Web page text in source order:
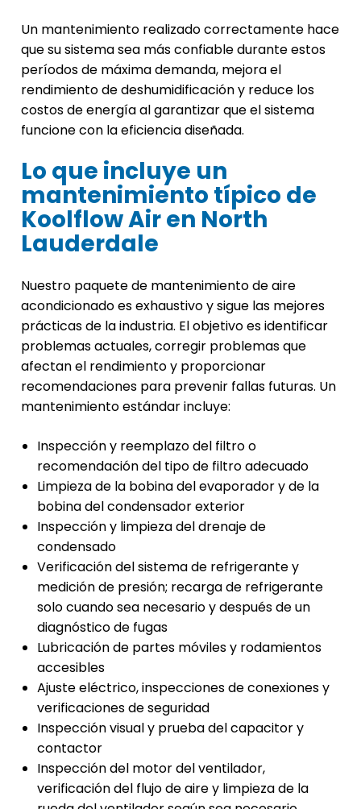
Un mantenimiento realizado correctamente hace
que su sistema sea más confiable durante estos
períodos de máxima demanda, mejora el
rendimiento de deshumidificación y reduce los
costos de energía al garantizar que el sistema
funcione con la eficiencia diseñada.
Lo que incluye un
mantenimiento típico de
Koolflow Air en North
Lauderdale
Nuestro paquete de mantenimiento de aire
acondicionado es exhaustivo y sigue las mejores
prácticas de la industria. El objetivo es identificar
problemas actuales, corregir problemas que
afectan el rendimiento y proporcionar
recomendaciones para prevenir fallas futuras. Un
mantenimiento estándar incluye:
Inspección y reemplazo del filtro o
recomendación del tipo de filtro adecuado
Limpieza de la bobina del evaporador y de la
bobina del condensador exterior
Inspección y limpieza del drenaje de
condensado
Verificación del sistema de refrigerante y
medición de presión; recarga de refrigerante
solo cuando sea necesario y después de un
diagnóstico de fugas
Lubricación de partes móviles y rodamientos
accesibles
Ajuste eléctrico, inspecciones de conexiones y
verificaciones de seguridad
Inspección visual y prueba del capacitor y
contactor
Inspección del motor del ventilador,
verificación del flujo de aire y limpieza de la